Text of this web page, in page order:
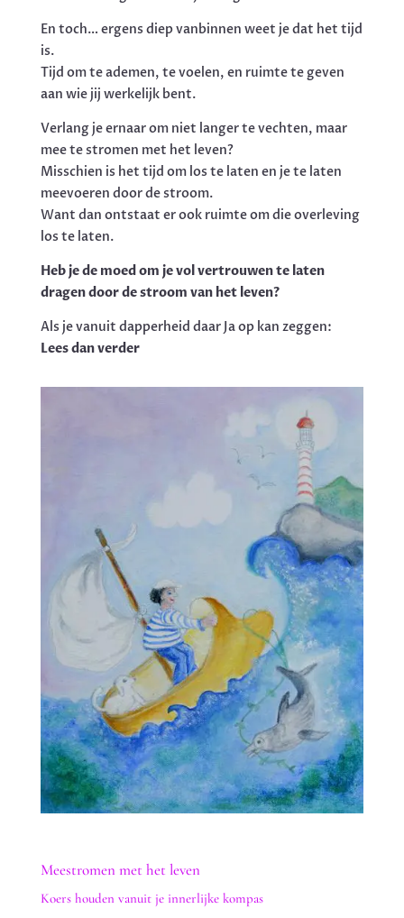
En toch… ergens diep vanbinnen weet je dat het tijd
is.
Tijd om te ademen, te voelen, en ruimte te geven
aan wie jij werkelijk bent.
Verlang je ernaar om niet langer te vechten, maar
mee te stromen met het leven?
Misschien is het tijd om los te laten en je te laten
meevoeren door de stroom.
Want dan ontstaat er ook ruimte om die overleving
los te laten.
Heb je de moed om je vol vertrouwen te laten
dragen door de stroom van het leven?
Als je vanuit dapperheid daar Ja op kan zeggen:
Lees dan verder
Meestromen met het leven
Koers houden vanuit je innerlijke kompas